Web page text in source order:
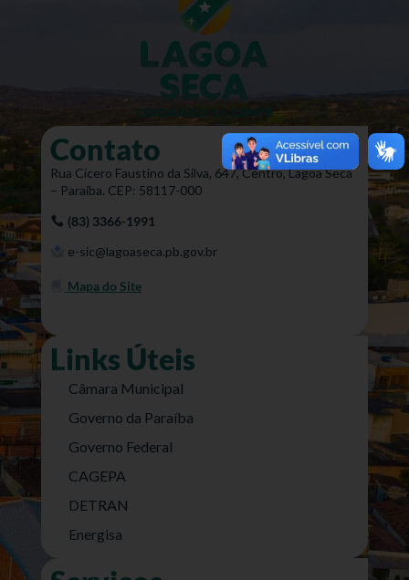
Contato
Rua Cícero Faustino da Silva, 647, Centro, Lagoa Seca
– Paraíba. CEP: 58117-000
(83) 3366-1991
e-sic@lagoaseca.pb.gov.br
Mapa do Site
Links Úteis
Câmara Municipal
Governo da Paraíba
Governo Federal
CAGEPA
DETRAN
Energisa